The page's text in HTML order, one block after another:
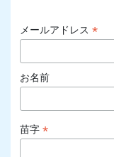
メールアドレス *
お名前
苗字 *